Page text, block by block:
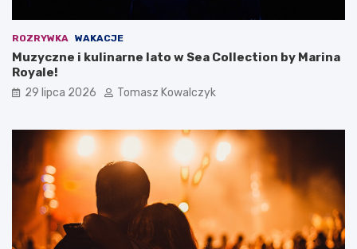
ROZRYWKA WAKACJE
Muzyczne i kulinarne lato w Sea Collection by Marina
Royale!
29 lipca 2026 Tomasz Kowalczyk